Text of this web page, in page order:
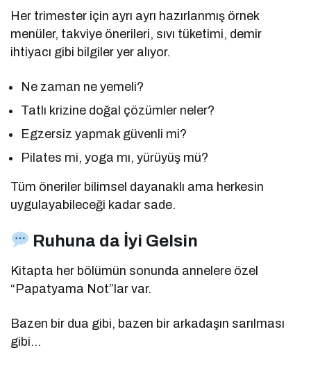
Her trimester için ayrı ayrı hazırlanmış örnek
menüler, takviye önerileri, sıvı tüketimi, demir
ihtiyacı gibi bilgiler yer alıyor.
Ne zaman ne yemeli?
Tatlı krizine doğal çözümler neler?
Egzersiz yapmak güvenli mi?
Pilates mi, yoga mı, yürüyüş mü?
Tüm öneriler bilimsel dayanaklı ama herkesin
uygulayabileceği kadar sade.
Ruhuna da İyi Gelsin
Kitapta her bölümün sonunda annelere özel
“Papatyama Not”lar var.
Bazen bir dua gibi, bazen bir arkadaşın sarılması
gibi…